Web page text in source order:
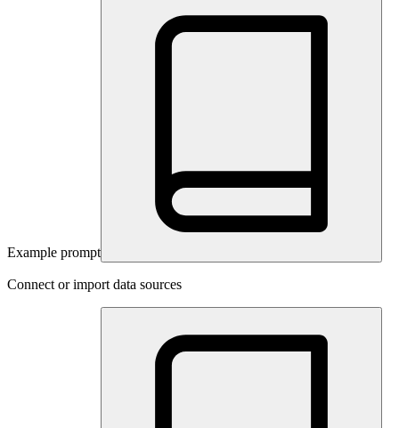
Example prompt
Connect or import data sources